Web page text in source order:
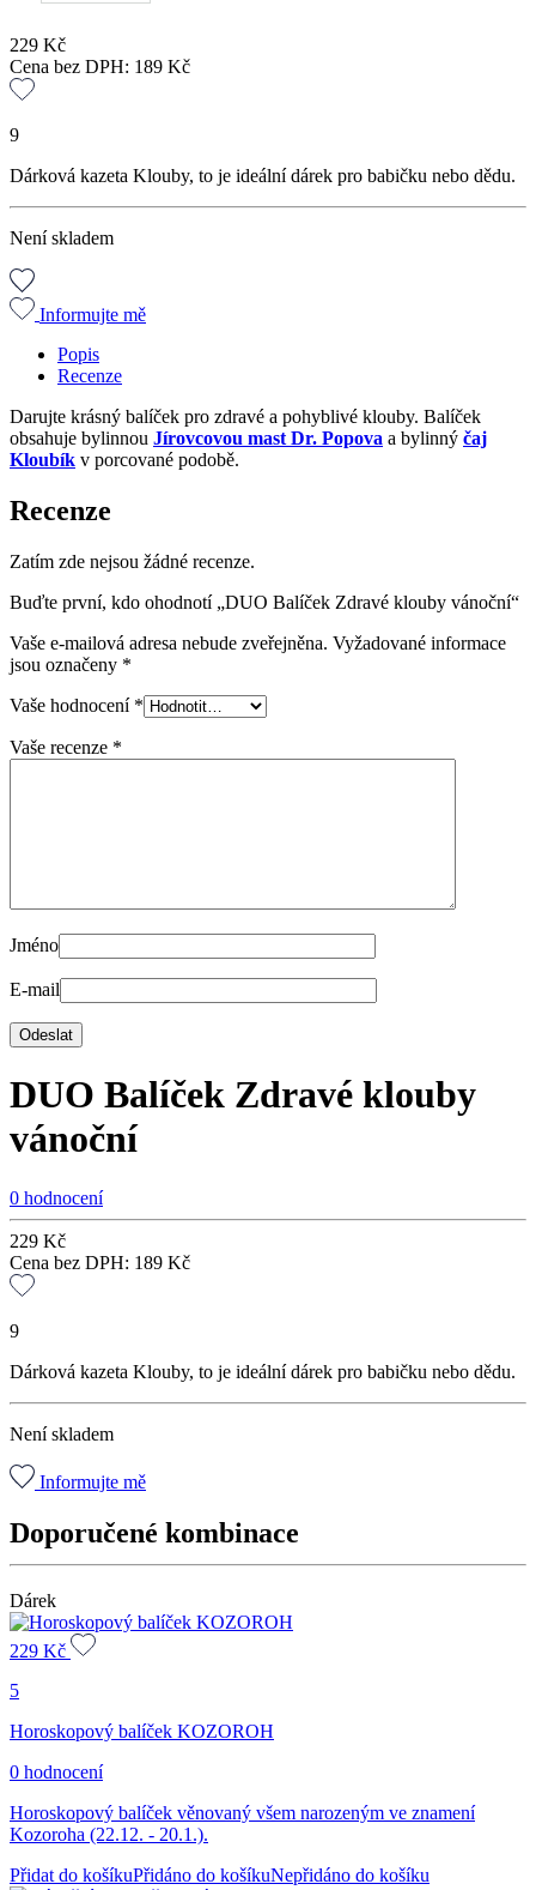
229 Kč
Cena bez DPH: 189 Kč
9
Dárková kazeta Klouby, to je ideální dárek pro babičku nebo dědu.
Není skladem
Informujte mě
Popis
Recenze
Darujte krásný balíček pro zdravé a pohyblivé klouby. Balíček
obsahuje bylinnou Jírovcovou mast Dr. Popova a bylinný čaj
Kloubík v porcované podobě.
Recenze
Zatím zde nejsou žádné recenze.
Buďte první, kdo ohodnotí „DUO Balíček Zdravé klouby vánoční“
Vaše e-mailová adresa nebude zveřejněna. Vyžadované informace
jsou označeny *
Vaše hodnocení *
Vaše recenze *
Jméno
E-mail
DUO Balíček Zdravé klouby
vánoční
0 hodnocení
229 Kč
Cena bez DPH: 189 Kč
9
Dárková kazeta Klouby, to je ideální dárek pro babičku nebo dědu.
Není skladem
Informujte mě
Doporučené kombinace
Dárek
229 Kč
5
Horoskopový balíček KOZOROH
0 hodnocení
Horoskopový balíček věnovaný všem narozeným ve znamení
Kozoroha (22.12. - 20.1.).
Přidat do košíkuPřidáno do košíkuNepřidáno do košíku